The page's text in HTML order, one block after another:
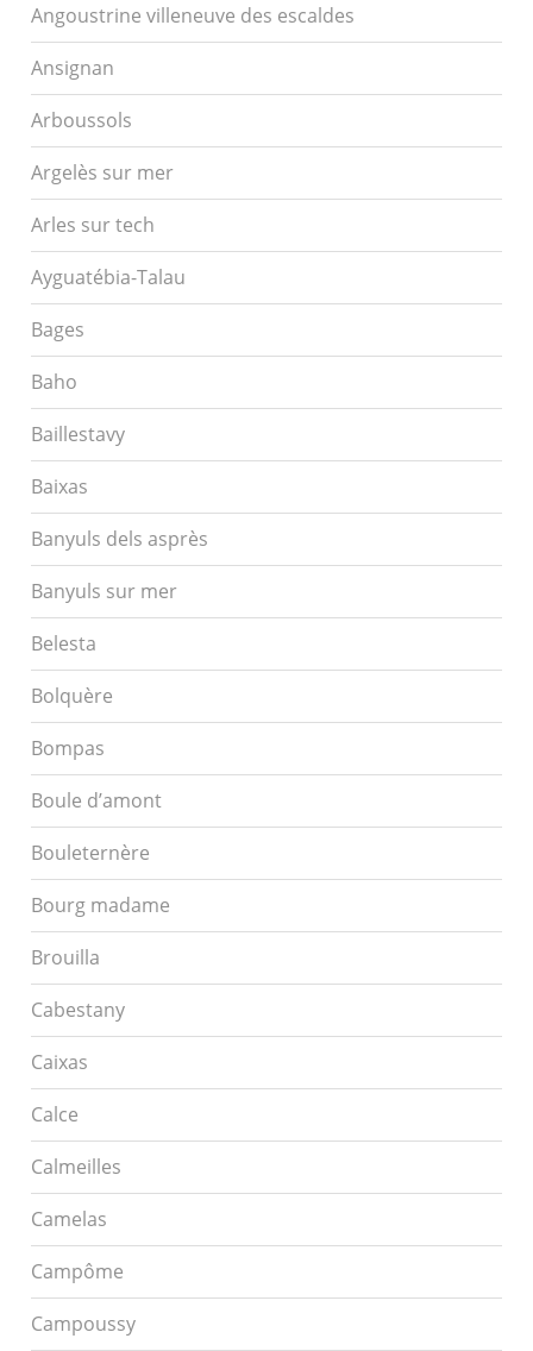
Angoustrine villeneuve des escaldes
Ansignan
Arboussols
Argelès sur mer
Arles sur tech
Ayguatébia-Talau
Bages
Baho
Baillestavy
Baixas
Banyuls dels asprès
Banyuls sur mer
Belesta
Bolquère
Bompas
Boule d’amont
Bouleternère
Bourg madame
Brouilla
Cabestany
Caixas
Calce
Calmeilles
Camelas
Campôme
Campoussy